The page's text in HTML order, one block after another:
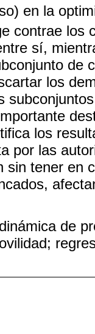
en la
contrae los
sí,
de
los
los
por las
sin tener en
dinámica de